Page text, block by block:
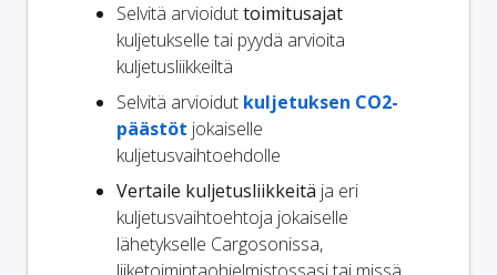
Selvitä arvioiduttoimitusajat
kuljetukselle tai pyydä arvioita
kuljetusliikkeiltä
Selvitä arvioidut kuljetuksen CO2-
päästöt jokaiselle
kuljetusvaihtoehdolle
Vertaile kuljetusliikkeitä ja eri
kuljetusvaihtoehtoja jokaiselle
lähetykselle Cargosonissa,